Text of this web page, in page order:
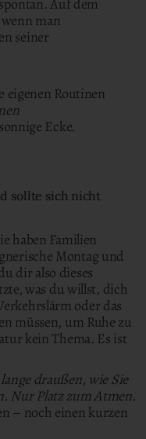
Auf dem
man
seiner
eigenen Routinen
Ecke.
sollte sich nicht
haben Familien
Montag und
dir also dieses
was du willst, dich
oder das
müssen, um Ruhe zu
kein Thema. Es ist
draußen, wie Sie
Nur Platz zum Atmen.
– noch einen kurzen